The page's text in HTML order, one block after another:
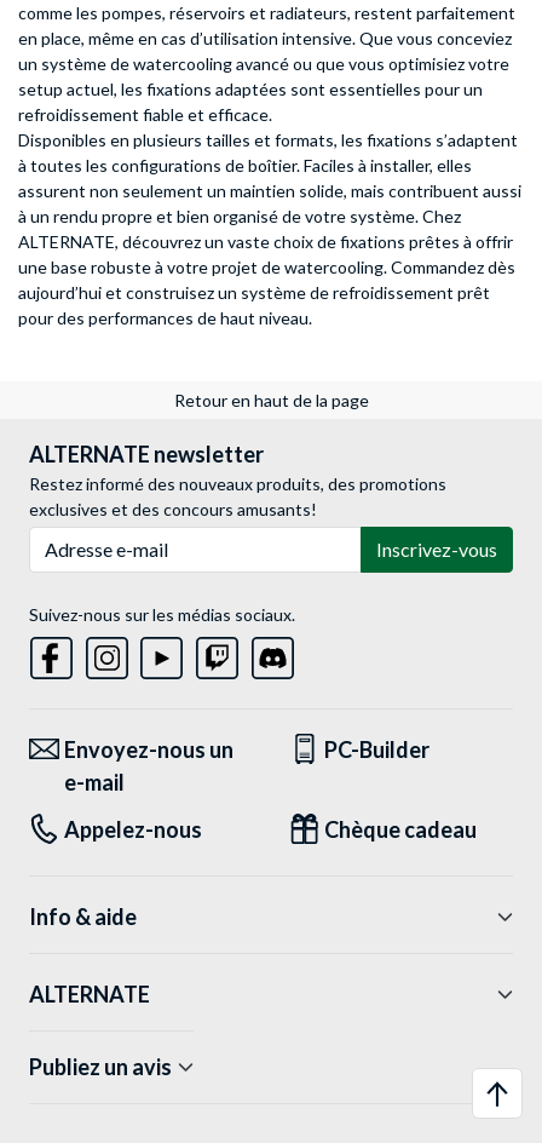
comme les pompes, réservoirs et radiateurs, restent parfaitement
en place, même en cas d’utilisation intensive. Que vous conceviez
un système de watercooling avancé ou que vous optimisiez votre
setup actuel, les fixations adaptées sont essentielles pour un
refroidissement fiable et efficace.
Disponibles en plusieurs tailles et formats, les fixations s’adaptent
à toutes les configurations de boîtier. Faciles à installer, elles
assurent non seulement un maintien solide, mais contribuent aussi
à un rendu propre et bien organisé de votre système. Chez
ALTERNATE, découvrez un vaste choix de fixations prêtes à offrir
une base robuste à votre projet de watercooling. Commandez dès
aujourd’hui et construisez un système de refroidissement prêt
pour des performances de haut niveau.
Retour en haut de la page
ALTERNATE newsletter
Restez informé des nouveaux produits, des promotions
exclusives et des concours amusants!
Inscrivez-vous
Suivez-nous sur les médias sociaux.
Envoyez-nous un
e-mail
PC-Builder
Appelez-nous Chèque cadeau
Info & aide
ALTERNATE
Publiez un avis